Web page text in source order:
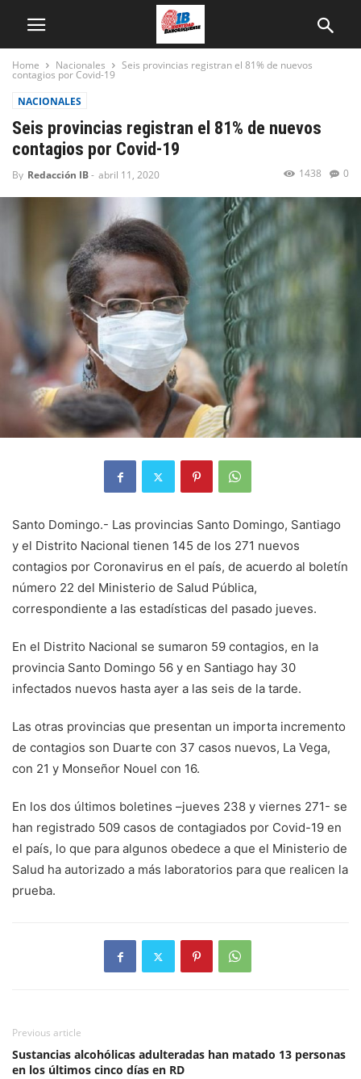
Home Nacionales Seis provincias registran el 81% de nuevos
contagios por Covid-19
NACIONALES
Seis provincias registran el 81% de nuevos
contagios por Covid-19
By Redacción IB- abril 11, 2020 0
1438
Santo Domingo.- Las provincias Santo Domingo, Santiago
y el Distrito Nacional tienen 145 de los 271 nuevos
contagios por Coronavirus en el país, de acuerdo al boletín
número 22 del Ministerio de Salud Pública,
correspondiente a las estadísticas del pasado jueves.
En el Distrito Nacional se sumaron 59 contagios, en la
provincia Santo Domingo 56 y en Santiago hay 30
infectados nuevos hasta ayer a las seis de la tarde.
Las otras provincias que presentan un importa incremento
de contagios son Duarte con 37 casos nuevos, La Vega,
con 21 y Monseñor Nouel con 16.
En los dos últimos boletines –jueves 238 y viernes 271- se
han registrado 509 casos de contagiados por Covid-19 en
el país, lo que para algunos obedece a que el Ministerio de
Salud ha autorizado a más laboratorios para que realicen la
prueba.
Previous article
Sustancias alcohólicas adulteradas han matado 13 personas
en los últimos cinco días en RD